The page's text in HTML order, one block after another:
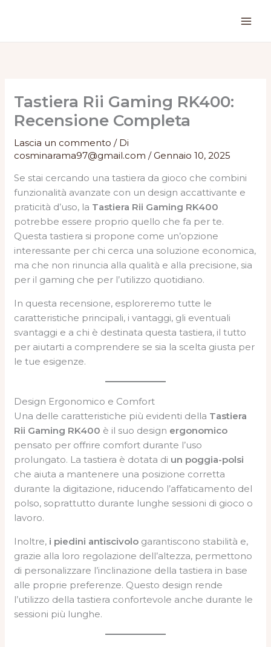
Tastiera Rii Gaming RK400:
Recensione Completa
Lascia un commento / Di
cosminarama97@gmail.com/Gennaio 10, 2025
Se stai cercando una tastiera da gioco che combini
funzionalità avanzate con un design accattivante e
praticità d’uso, la Tastiera Rii Gaming RK400
potrebbe essere proprio quello che fa per te.
Questa tastiera si propone come un’opzione
interessante per chi cerca una soluzione economica,
ma che non rinuncia alla qualità e alla precisione, sia
per il gaming che per l’utilizzo quotidiano.
In questa recensione, esploreremo tutte le
caratteristiche principali, i vantaggi, gli eventuali
svantaggi e a chi è destinata questa tastiera, il tutto
per aiutarti a comprendere se sia la scelta giusta per
le tue esigenze.
Design Ergonomico e Comfort
Una delle caratteristiche più evidenti della Tastiera
Rii Gaming RK400 è il suo design ergonomico
pensato per offrire comfort durante l’uso
prolungato. La tastiera è dotata di un poggia-polsi
che aiuta a mantenere una posizione corretta
durante la digitazione, riducendo l’affaticamento del
polso, soprattutto durante lunghe sessioni di gioco o
lavoro.
Inoltre, i piedini antiscivolo garantiscono stabilità e,
grazie alla loro regolazione dell’altezza, permettono
di personalizzare l’inclinazione della tastiera in base
alle proprie preferenze. Questo design rende
l’utilizzo della tastiera confortevole anche durante le
sessioni più lunghe.